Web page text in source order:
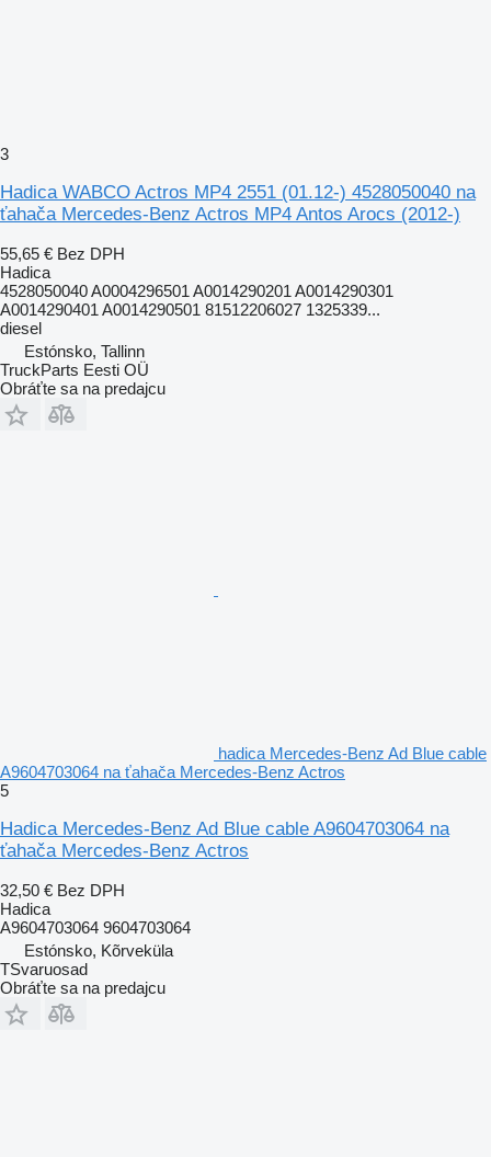
3
Hadica WABCO Actros MP4 2551 (01.12-) 4528050040 na
ťahača Mercedes-Benz Actros MP4 Antos Arocs (2012-)
55,65 € Bez DPH
Hadica
4528050040 A0004296501 A0014290201 A0014290301
A0014290401 A0014290501 81512206027 1325339...
diesel
Estónsko, Tallinn
TruckParts Eesti OÜ
Obráťte sa na predajcu
hadica Mercedes-Benz Ad Blue cable
A9604703064 na ťahača Mercedes-Benz Actros
5
Hadica Mercedes-Benz Ad Blue cable A9604703064 na
ťahača Mercedes-Benz Actros
32,50 € Bez DPH
Hadica
A9604703064 9604703064
Estónsko, Kõrveküla
TSvaruosad
Obráťte sa na predajcu